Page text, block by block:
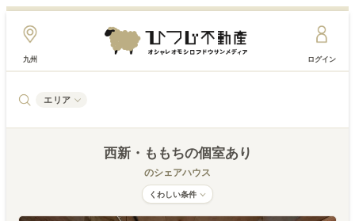
九州 ログイン
エリア
西新・ももちの個室あり
のシェアハウス
くわしい条件